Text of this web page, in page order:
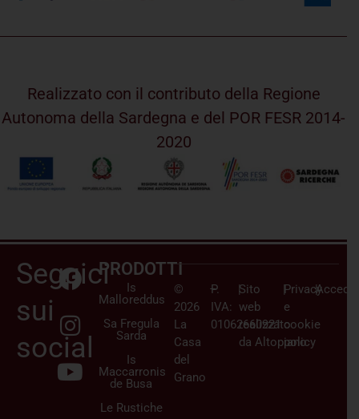
Realizzato con il contributo della Regione
Autonoma della Sardegna e del POR FESR 2014-
2020
Seguici
sui
social
PRODOTTI
Is
Malloreddus
Sa Fregula
Sarda
Is
Maccarronis
de Busa
Le Rustiche
©
2026
La
Casa
del
Grano
–
P.
IVA:
01062660921
|Sito
web
realizzato
da Altopiano
Privacy
e
cookie
policy
|